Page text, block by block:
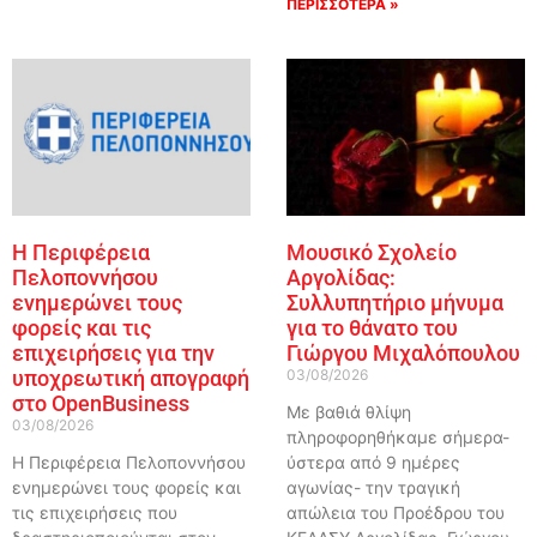
ΠΕΡΙΣΣΟΤΕΡΑ »
Η Περιφέρεια
Πελοποννήσου
ενημερώνει τους
φορείς και τις
επιχειρήσεις για την
υποχρεωτική απογραφή
στο OpenBusiness
03/08/2026
Η Περιφέρεια Πελοποννήσου
ενημερώνει τους φορείς και
τις επιχειρήσεις που
Μουσικό Σχολείο
Αργολίδας:
Συλλυπητήριο μήνυμα
για το θάνατο του
Γιώργου Μιχαλόπουλου
03/08/2026
Με βαθιά θλίψη
πληροφορηθήκαμε σήμερα-
ύστερα από 9 ημέρες
αγωνίας- την τραγική
απώλεια του Προέδρου του